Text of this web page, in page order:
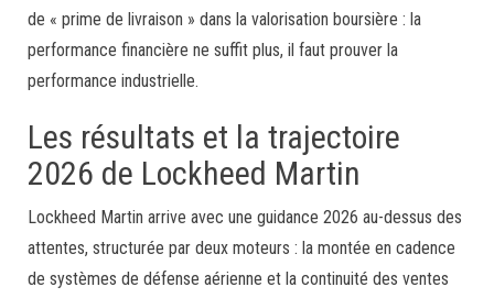
de « prime de livraison » dans la valorisation boursière : la
performance financière ne suffit plus, il faut prouver la
performance industrielle.
Les résultats et la trajectoire
2026 de Lockheed Martin
Lockheed Martin arrive avec une guidance 2026 au-dessus des
attentes, structurée par deux moteurs : la montée en cadence
de systèmes de défense aérienne et la continuité des ventes